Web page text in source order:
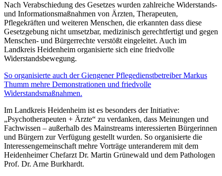
Nach Verabschiedung des Gesetzes wurden zahlreiche Widerstands-
und Informationsmaßnahmen von Ärzten, Therapeuten,
Pflegekräften und weiteren Menschen, die erkannten dass diese
Gesetzgebung nicht umsetzbar, medizinisch gerechtfertigt und gegen
Menschen- und Bürgerrechte verstößt eingeleitet. Auch im
Landkreis Heidenheim organisierte sich eine friedvolle
Widerstandsbewegung.
So organisierte auch der Giengener Pflegedienstbetreiber Markus
Thumm mehre Demonstrationen und friedvolle
Widerstandsmaßnahmen.
Im Landkreis Heidenheim ist es besonders der Initiative:
„Psychotherapeuten + Ärzte“ zu verdanken, dass Meinungen und
Fachwissen – außerhalb des Mainstreams interessierten Bürgerinnen
und Bürgern zur Verfügung gestellt wurden. So organisierte die
Interessengemeinschaft mehre Vorträge unteranderem mit dem
Heidenheimer Chefarzt Dr. Martin Grünewald und dem Pathologen
Prof. Dr. Arne Burkhardt.